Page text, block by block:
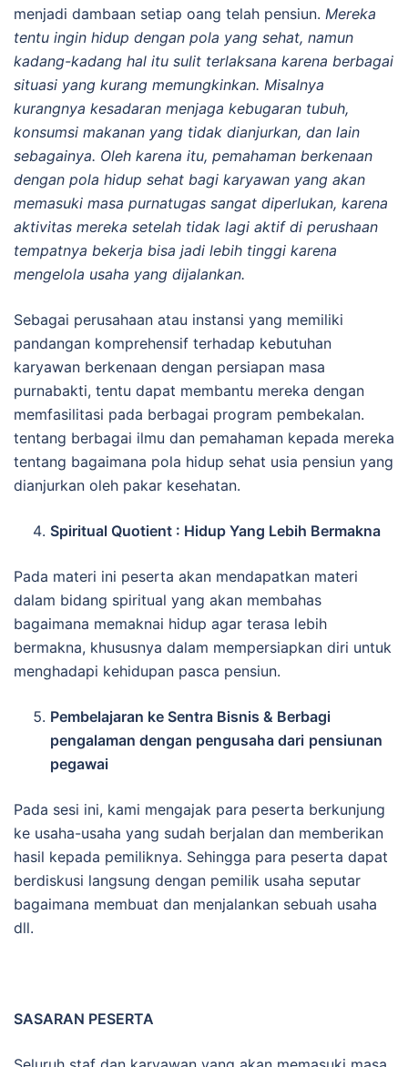
menjadi dambaan setiap oang telah pensiun. Mereka
tentu ingin hidup dengan pola yang sehat, namun
kadang-kadang hal itu sulit terlaksana karena berbagai
situasi yang kurang memungkinkan. Misalnya
kurangnya kesadaran menjaga kebugaran tubuh,
konsumsi makanan yang tidak dianjurkan, dan lain
sebagainya. Oleh karena itu, pemahaman berkenaan
dengan pola hidup sehat bagi karyawan yang akan
memasuki masa purnatugas sangat diperlukan, karena
aktivitas mereka setelah tidak lagi aktif di perushaan
tempatnya bekerja bisa jadi lebih tinggi karena
mengelola usaha yang dijalankan.
Sebagai perusahaan atau instansi yang memiliki
pandangan komprehensif terhadap kebutuhan
karyawan berkenaan dengan persiapan masa
purnabakti, tentu dapat membantu mereka dengan
memfasilitasi pada berbagai program pembekalan.
tentang berbagai ilmu dan pemahaman kepada mereka
tentang bagaimana pola hidup sehat usia pensiun yang
dianjurkan oleh pakar kesehatan.
Spiritual Quotient : Hidup Yang Lebih Bermakna
Pada materi ini peserta akan mendapatkan materi
dalam bidang spiritual yang akan membahas
bagaimana memaknai hidup agar terasa lebih
bermakna, khususnya dalam mempersiapkan diri untuk
menghadapi kehidupan pasca pensiun.
Pembelajaran ke Sentra Bisnis & Berbagi
pengalaman dengan pengusaha dari pensiunan
pegawai
Pada sesi ini, kami mengajak para peserta berkunjung
ke usaha-usaha yang sudah berjalan dan memberikan
hasil kepada pemiliknya. Sehingga para peserta dapat
berdiskusi langsung dengan pemilik usaha seputar
bagaimana membuat dan menjalankan sebuah usaha
dll.
SASARAN PESERTA